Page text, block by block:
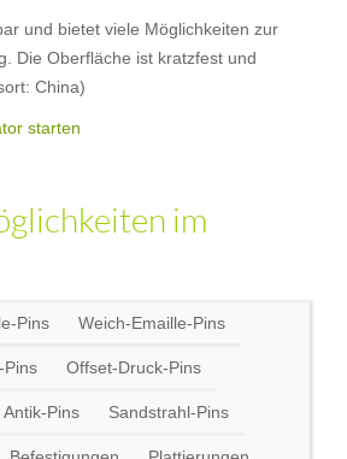
und bietet viele Möglichkeiten zur
Die Oberfläche ist kratzfest und
China)
starten
im
Pins Weich-Emaille-Pins
Pins Offset-Druck-Pins
Antik-Pins Sandstrahl-Pins